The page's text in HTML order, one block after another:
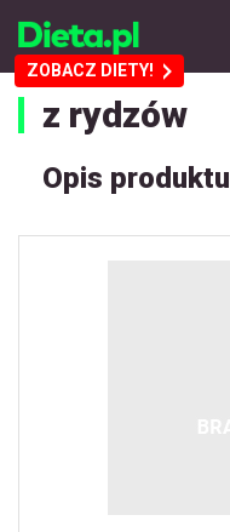
ZOBACZ DIETY!
z rydzów
Opis produktu